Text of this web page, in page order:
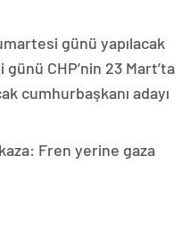
günü yapılacak
CHP’nin 23 Mart’ta
cumhurbaşkanı adayı
Fren yerine gaza